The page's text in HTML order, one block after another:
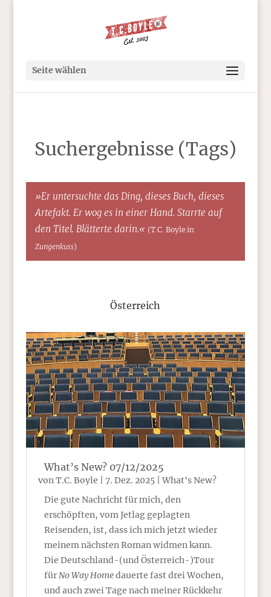
Seite wählen
Suchergebnisse (Tags)
»Er untersuchte das Ding, dieses Buch, dieses
Artefakt. Er wog es in einer Hand. Starrte auf
den Titel. Blätterte darin.« (T.C. Boyle in
Zungenkuss)
Österreich
What’s New? 07/12/2025
von T.C. Boyle 7. Dez. 2025|What's New?
Die gute Nachricht für mich, den
erschöpften, vom Jetlag geplagten
Reisenden, ist, dass ich mich jetzt wieder
meinem nächsten Roman widmen kann.
Die Deutschland-(und Österreich-)Tour
für No Way Homedauerte fast drei Wochen,
und auch zwei Tage nach meiner Rückkehr